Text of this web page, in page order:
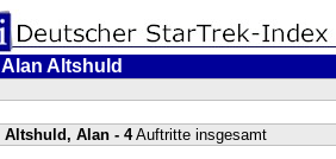
Alan Altshuld
Altshuld, Alan - 4Auftritte insgesamt